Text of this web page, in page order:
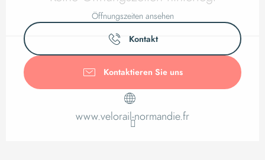
Öffnungszeiten ansehen
Kontakt
Kontaktieren Sie uns
www.velorail-normandie.fr